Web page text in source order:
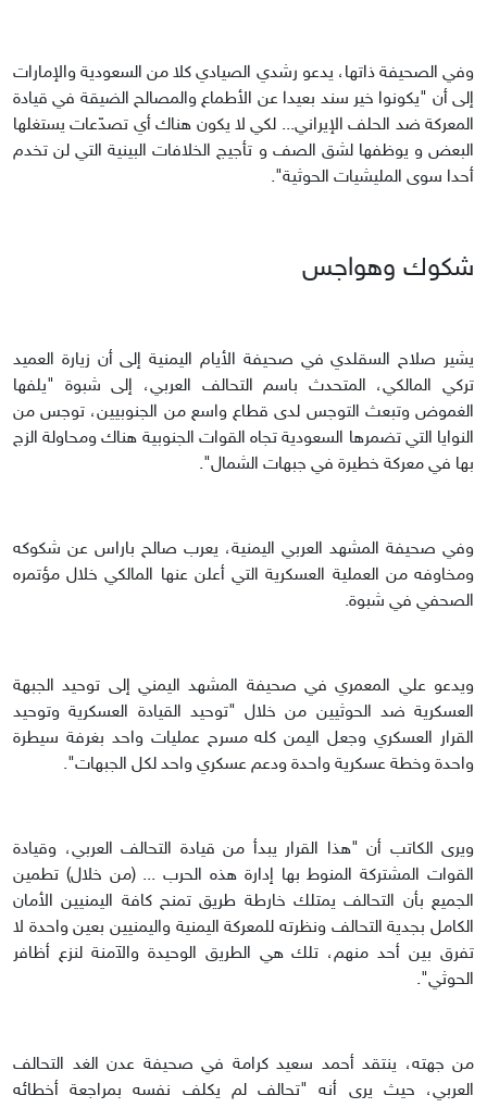
وفي الصحيفة ذاتها، يدعو رشدي الصيادي كلا من السعودية والإمارات
إلى أن "يكونوا خير سند بعيدا عن الأطماع والمصالح الضيقة في قيادة
المعركة ضد الحلف الإيراني... لكي لا يكون هناك أي تصدّعات يستغلها
البعض و يوظفها لشق الصف و تأجيج الخلافات البينية التي لن تخدم
أحدا سوى المليشيات الحوثية".
شكوك وهواجس
يشير صلاح السقلدي في صحيفة الأيام اليمنية إلى أن زيارة العميد
تركي المالكي، المتحدث باسم التحالف العربي، إلى شبوة "يلفها
الغموض وتبعث التوجس لدى قطاع واسع من الجنوبيين، توجس من
النوايا التي تضمرها السعودية تجاه القوات الجنوبية هناك ومحاولة الزج
بها في معركة خطيرة في جبهات الشمال".
وفي صحيفة المشهد العربي اليمنية، يعرب صالح باراس عن شكوكه
ومخاوفه من العملية العسكرية التي أعلن عنها المالكي خلال مؤتمره
الصحفي في شبوة.
ويدعو علي المعمري في صحيفة المشهد اليمني إلى توحيد الجبهة
العسكرية ضد الحوثيين من خلال "توحيد القيادة العسكرية وتوحيد
القرار العسكري وجعل اليمن كله مسرح عمليات واحد بغرفة سيطرة
واحدة وخطة عسكرية واحدة ودعم عسكري واحد لكل الجبهات".
ويرى الكاتب أن "هذا القرار يبدأ من قيادة التحالف العربي، وقيادة
القوات المشتركة المنوط بها إدارة هذه الحرب ... (من خلال) تطمين
الجميع بأن التحالف يمتلك خارطة طريق تمنح كافة اليمنيين الأمان
الكامل بجدية التحالف ونظرته للمعركة اليمنية واليمنيين بعين واحدة لا
تفرق بين أحد منهم، تلك هي الطريق الوحيدة والآمنة لنزع أظافر
الحوثي".
من جهته، ينتقد أحمد سعيد كرامة في صحيفة عدن الغد التحالف
العربي، حيث يرى أنه "تحالف لم يكلف نفسه بمراجعة أخطائه